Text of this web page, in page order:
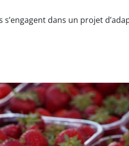
s’engagent dans un projet